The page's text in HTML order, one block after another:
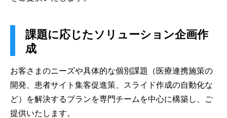
課題に応じたソリューション企画作
成
お客さまのニーズや具体的な個別課題（医療連携施策の
開発、患者サイト集客促進策、スライド作成の自動化な
ど）を解決するプランを専門チームを中心に構築し、ご
提供いたします。